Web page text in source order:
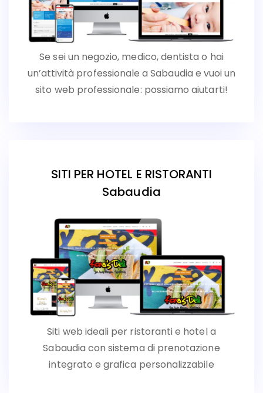
Se sei un negozio, medico, dentista o hai
un’attività professionale a Sabaudia e vuoi un
sito web professionale: possiamo aiutarti!
SITI PER HOTEL E RISTORANTI
Sabaudia
Siti web ideali per ristoranti e hotel a
Sabaudia con sistema di prenotazione
integrato e grafica personalizzabile